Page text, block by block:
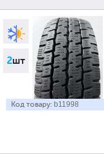
Всі
Сезон
Всі
2шт
Код товару: b11998